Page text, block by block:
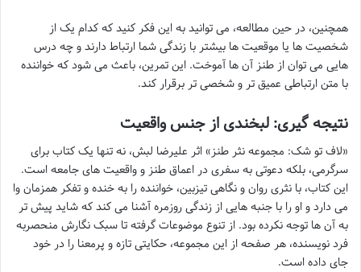
همچنین، در حین مطالعه، می توانید به این فکر کنید که کدام یک از
شخصیت ها یا موقعیت ها بیشتر با زندگی شما ارتباط دارند و چه درس
هایی می توان از طنز آن ها آموخت. این تمرین، باعث می شود که خواننده
با متن ارتباطی عمیق تر و شخصی تر برقرار کند.
نتیجه گیری: لبخندی از جنس واقعیت
«لاف تو شک: مجموعه نثر طنز» اثر علیرضا لبش، نه تنها یک کتاب برای
سرگرمی، بلکه دعوتی به سفری در اعماق طنز و واقعیت های جامعه است.
این کتاب، با نثری روان و نگاهی تیزبین، خواننده را به خنده و تفکر همزمان وا
می دارد و او را با جنبه هایی از زندگی روزمره آشنا می کند که شاید پیش تر
به آن ها توجه نکرده بود. از تنوع موضوعات گرفته تا سبک نگارش منحصربه
فرد نویسنده، هر صفحه از این مجموعه، حکایتی تازه و پرمعنا را در خود
جای داده است.